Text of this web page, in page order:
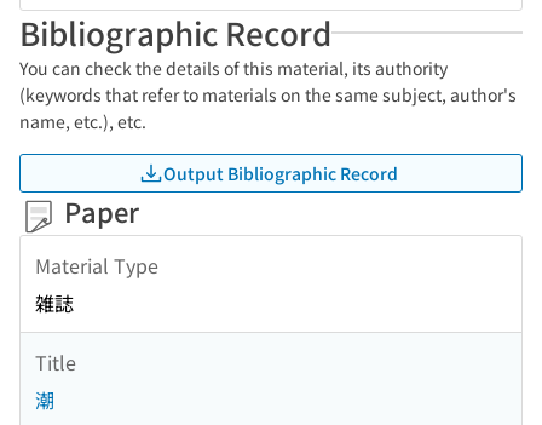
Bibliographic Record
You can check the details of this material, its authority
(keywords that refer to materials on the same subject, author's
name, etc.), etc.
Output Bibliographic Record
Paper
Material Type
雑誌
Title
潮